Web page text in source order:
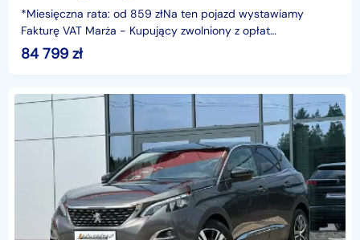
*Miesięczna rata: od 859 złNa ten pojazd wystawiamy
Fakturę VAT Marża - Kupujący zwolniony z opłat
skarbowych.Gwarancja: 6 miesięcy.Cechy
84 799 zł